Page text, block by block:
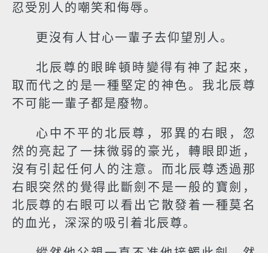
忍受別人的嘲笑和侮辱。
更沒有人甘心一輩子去仰望別人。
北辰尊的眼眸頓時變得有神了起來，
取而代之的是一種堅定的神色。我北辰尊
不可能一輩子都是廢物。
心中不平的北辰尊，邪異的右眼，忽
然的亮起了一抹微弱的豪光，轉眼即逝，
沒有引起任何人的注意。而北辰尊透過那
右眼突然的覺得此斷劍不是一般的寶劍，
北辰尊的右眼可以看出它散發着一種莫名
的血光，深深的吸引着北辰尊。